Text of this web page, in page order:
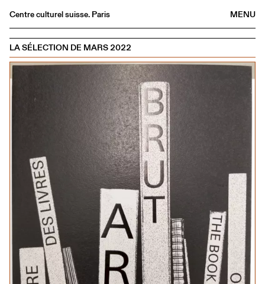
MENU
Centre culturel suisse. Paris
Agenda
Bookshop
Buvette
Archives
EN
LA SÉLECTION DE MARS 2022